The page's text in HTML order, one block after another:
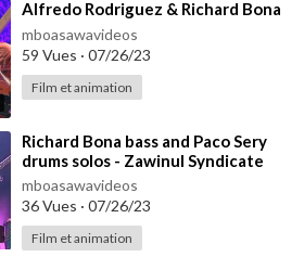
⁣Alfredo Rodriguez & Richard Bona
mboasawavideos
59 Vues · 07/26/23
Film et animation
⁣Richard Bona bass and Paco Sery
drums solos - Zawinul Syndicate
mboasawavideos
36 Vues · 07/26/23
Film et animation